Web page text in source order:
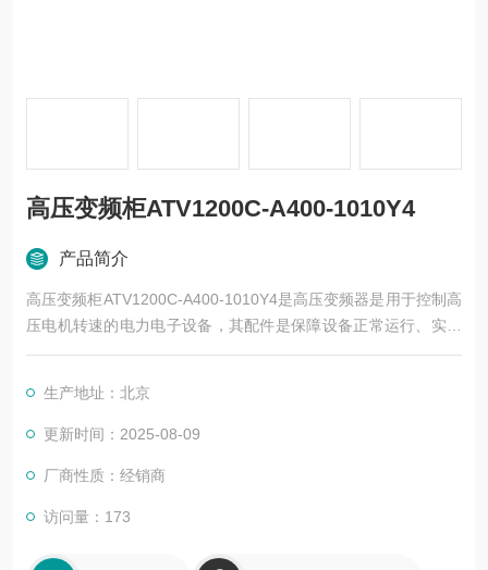
高压变频柜ATV1200C-A400-1010Y4
产品简介
高压变频柜ATV1200C-A400-1010Y4是高压变频器是用于控制高
压电机转速的电力电子设备，其配件是保障设备正常运行、实现
功能扩展及维护维修的重要组成部分。这些配件种类繁多，涵盖
生产地址：北京
更新时间：2025-08-09
厂商性质：经销商
访问量：173